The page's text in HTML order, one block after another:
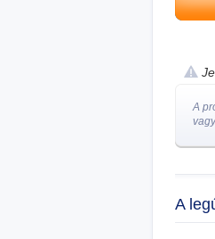
A
A